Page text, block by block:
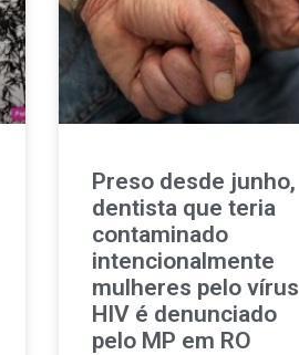
Preso desde junho,
dentista que teria
contaminado
intencionalmente
mulheres pelo vírus
HIV é denunciado
pelo MP em RO